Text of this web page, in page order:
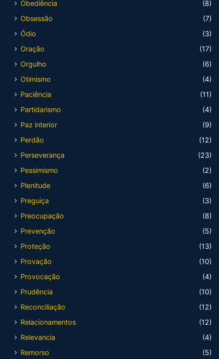
Obediência
(8)
Obsessão
(7)
Ódio
(3)
Oração
(17)
Orgulho
(6)
Otimismo
(4)
Paciência
(11)
Partidarismo
(4)
Paz interior
(9)
Perdão
(12)
Perseverança
(23)
Pessimismo
(2)
Plenitude
(6)
Preguiça
(3)
Preocupação
(8)
Prevenção
(5)
Proteção
(13)
Provação
(10)
Provocação
(4)
Prudência
(10)
Reconciliação
(12)
Relacionamentos
(12)
Relevancia
(4)
Remorso
(5)